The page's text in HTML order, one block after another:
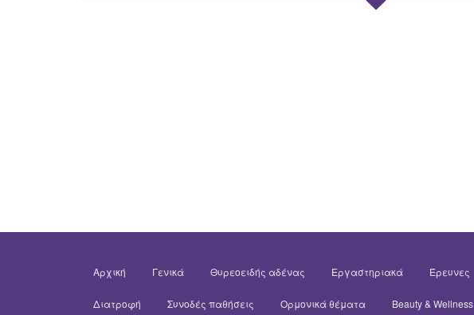
Αρχική Γενικά Θυρεοειδής αδένας Εργαστηριακά Έρευνες
Διατροφή Συνοδές παθήσεις Ορμονικά θέματα Beauty & Wellness